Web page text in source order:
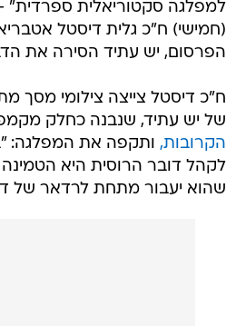
למפלגה סקטוריאלית ספרדית"
(חמישי) ח"כ גלית דיסטל
הפרסום, יש עתיד הסירה את
ח"כ דיסטל צייצה צילומי מסך
של יש עתיד, שנבנה כחלק
הקרובות, ותקפה את המפלגה:
לקהל דובר הרוסית היא
שהוא יעבור מתחת לרדאר של